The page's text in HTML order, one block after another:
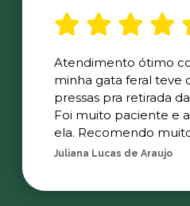
Atendimento ótimo
minha gata feral teve
pressas pra retirada
Foi muito paciente e
ela. Recomendo
Juliana Lucas de Araujo